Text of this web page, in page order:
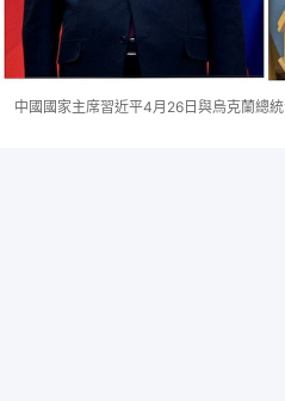
中國國家主席習近平4月26日與烏克蘭總